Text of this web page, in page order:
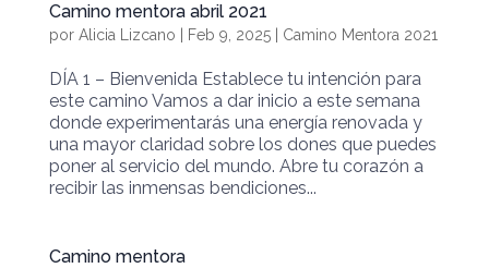
Camino mentora abril 2021
por Alicia Lizcano Feb 9, 2025| Camino Mentora 2021
DÍA 1 – Bienvenida Establece tu intención para
este camino Vamos a dar inicio a este semana
donde experimentarás una energía renovada y
una mayor claridad sobre los dones que puedes
poner al servicio del mundo. Abre tu corazón a
recibir las inmensas bendiciones...
Camino mentora